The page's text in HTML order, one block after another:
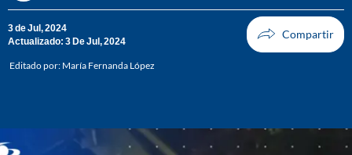
3 de Jul, 2024
Actualizado: 3 De Jul, 2024
Editado por: María Fernanda López